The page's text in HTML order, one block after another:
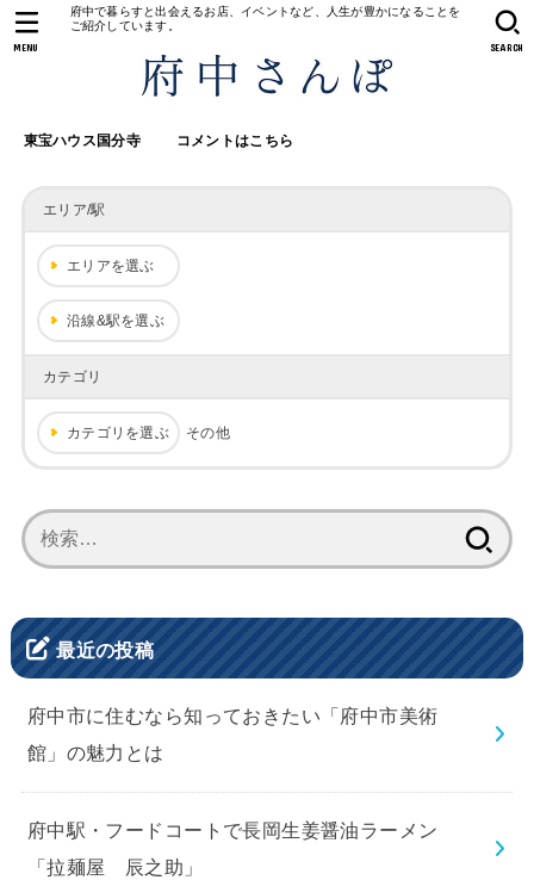
府中で暮らすと出会えるお店、イベントなど、人生が豊かになることを
ご紹介しています。
東宝ハウス国分寺 コメントはこちら
SEARCH
MENU
エリア/駅
エリアを選ぶ
沿線&駅を選ぶ
カテゴリ
カテゴリを選ぶ その他
索:
最近の投稿
府中市に住むなら知っておきたい「府中市美術
館」の魅力とは
府中駅・フードコートで長岡生姜醤油ラーメン
「拉麺屋 辰之助」